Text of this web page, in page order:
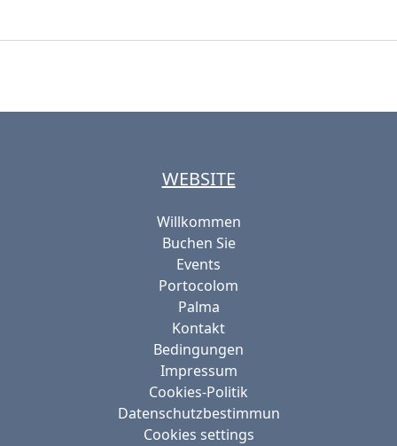
WEBSITE
Willkommen
Buchen Sie
Events
Portocolom
Palma
Kontakt
Bedingungen
Impressum
Cookies-Politik
Datenschutzbestimmun
Cookies settings